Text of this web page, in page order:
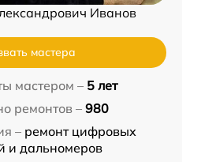
Иванов
мастера
мастером – 5 лет
ремонтов – 980
– ремонт цифровых
и дальномеров